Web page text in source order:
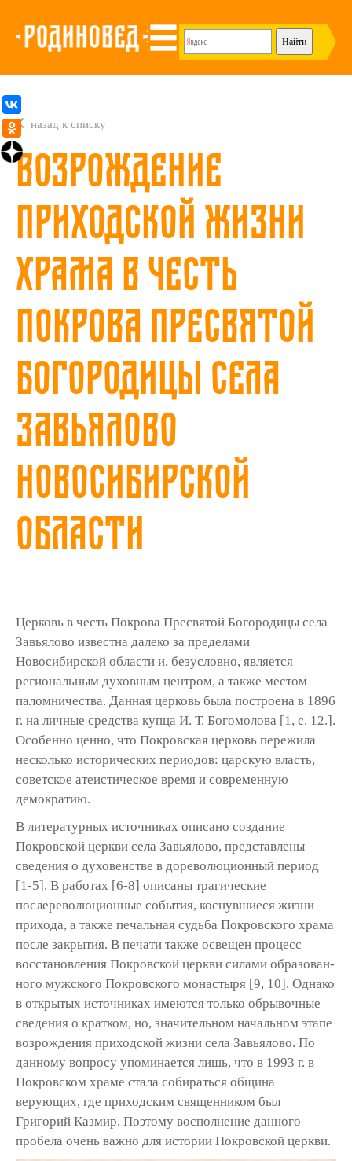
назад к списку
Возрождение
приходской жизни
храма в честь
Покрова Пресвятой
Богородицы села
Завьялово
Новосибирской
области
Церковь в честь Покрова Пресвятой Богородицы села
Завьялово известна далеко за пределами
Новосибирской области и, без­условно, является
региональным духовным центром, а также местом
паломничества. Данная церковь была построена в 1896
г. на личные средства купца И. Т. Богомолова [1, c. 12.].
Особенно ценно, что Покровская цер­ковь пережила
несколько исторических периодов: царскую власть,
советское атеисти­ческое время и современную
демократию.
В литературных источниках описано созда­ние
Покровской церкви села Завьялово, пред­ставлены
сведения о духовенстве в дореволю­ционный период
[1-5]. В работах [6-8] описаны трагические
послереволюционные события, коснувшиеся жизни
прихода, а также печаль­ная судьба Покровского храма
после закрытия. В печати также освещен процесс
восстановле­ния Покровской церкви силами образован­
ного мужского Покровского монастыря [9, 10]. Однако
в открытых источниках имеются только обрывочные
сведения о кратком, но, значи­тельном начальном этапе
возрождения при­ходской жизни села Завьялово. По
данному вопросу упоминается лишь, что в 1993 г. в
Покровском храме стала собираться община
верующих, где приходским священником был
Григорий Казмир. Поэтому восполнение дан­ного
пробела очень важно для истории Покровской церкви.